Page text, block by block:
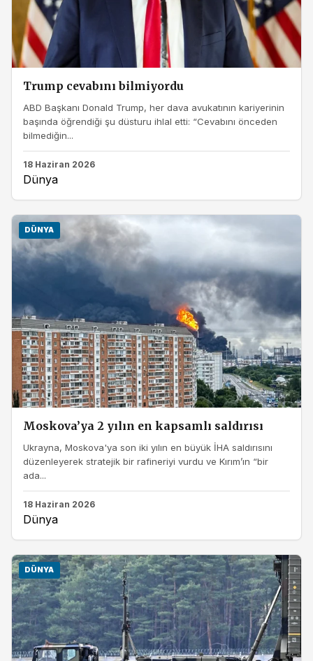
Trump cevabını bilmiyordu
ABD Başkanı Donald Trump, her dava avukatının kariyerinin
başında öğrendiği şu düsturu ihlal etti: “Cevabını önceden
bilmediğin...
18 Haziran 2026
Dünya
DÜNYA
Moskova’ya 2 yılın en kapsamlı saldırısı
Ukrayna, Moskova'ya son iki yılın en büyük İHA saldırısını
düzenleyerek stratejik bir rafineriyi vurdu ve Kırım’ın “bir
ada...
18 Haziran 2026
Dünya
DÜNYA